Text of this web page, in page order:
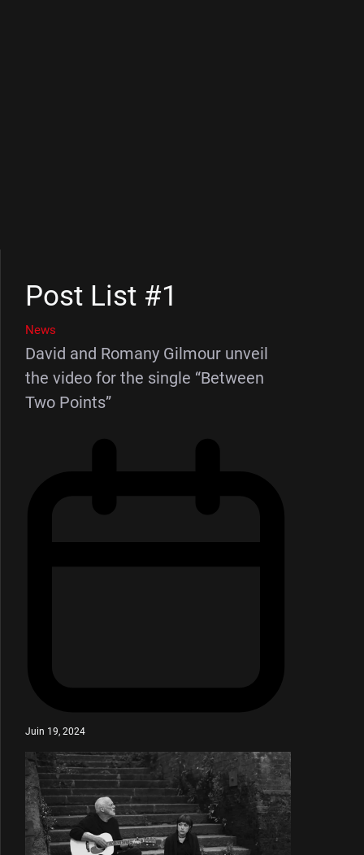
Post List #1
News
David and Romany Gilmour unveil
the video for the single “Between
Two Points”
Juin 19, 2024